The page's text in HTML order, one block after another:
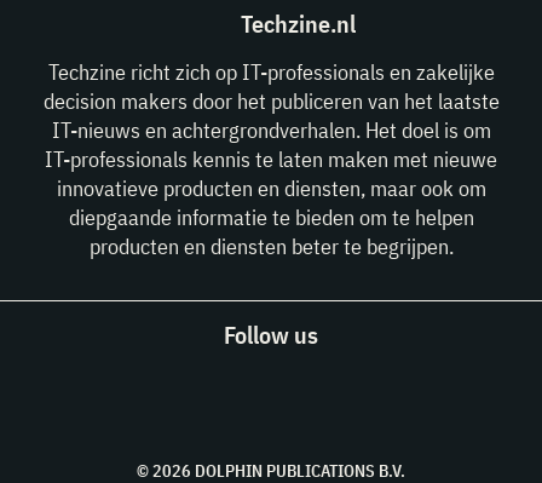
Techzine.nl
Techzine richt zich op IT-professionals en zakelijke
decision makers door het publiceren van het laatste
IT-nieuws en achtergrondverhalen. Het doel is om
IT-professionals kennis te laten maken met nieuwe
innovatieve producten en diensten, maar ook om
diepgaande informatie te bieden om te helpen
producten en diensten beter te begrijpen.
Follow us
© 2026 DOLPHIN PUBLICATIONS B.V.